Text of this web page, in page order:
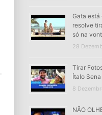
Gata está
resolve
só na
28
Tirar
Ítalo
8
NÃO